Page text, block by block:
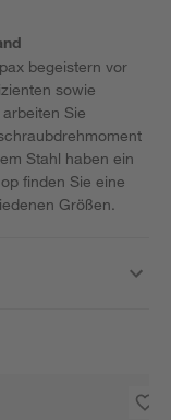
begeistern vor
sowie
Sie
Stahl haben ein
finden Sie eine
Größen.